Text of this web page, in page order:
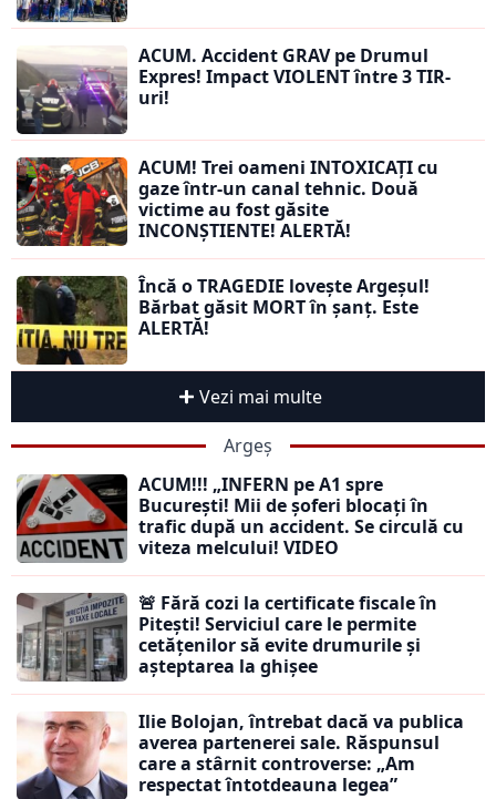
ACUM. Accident GRAV pe Drumul
Expres! Impact VIOLENT între 3 TIR-
uri!
ACUM! Trei oameni INTOXICAȚI cu
gaze într-un canal tehnic. Două
victime au fost găsite
INCONȘTIENTE! ALERTĂ!
Încă o TRAGEDIE lovește Argeșul!
Bărbat găsit MORT în șanț. Este
ALERTĂ!
Vezi mai multe
Argeș
ACUM!!! „INFERN pe A1 spre
București! Mii de șoferi blocați în
trafic după un accident. Se circulă cu
viteza melcului! VIDEO
🚨 Fără cozi la certificate fiscale în
Pitești! Serviciul care le permite
cetățenilor să evite drumurile și
așteptarea la ghișee
Ilie Bolojan, întrebat dacă va publica
averea partenerei sale. Răspunsul
care a stârnit controverse: „Am
respectat întotdeauna legea”